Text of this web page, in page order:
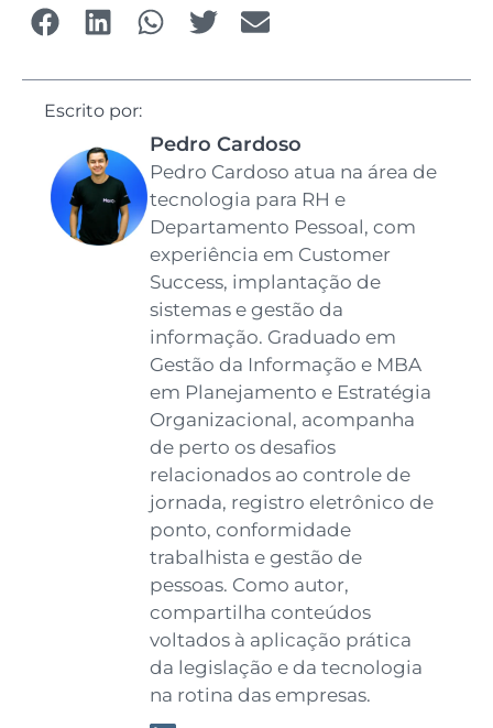
Escrito por:
Pedro Cardoso
Pedro Cardoso atua na área de
tecnologia para RH e
Departamento Pessoal, com
experiência em Customer
Success, implantação de
sistemas e gestão da
informação. Graduado em
Gestão da Informação e MBA
em Planejamento e Estratégia
Organizacional, acompanha
de perto os desafios
relacionados ao controle de
jornada, registro eletrônico de
ponto, conformidade
trabalhista e gestão de
pessoas. Como autor,
compartilha conteúdos
voltados à aplicação prática
da legislação e da tecnologia
na rotina das empresas.